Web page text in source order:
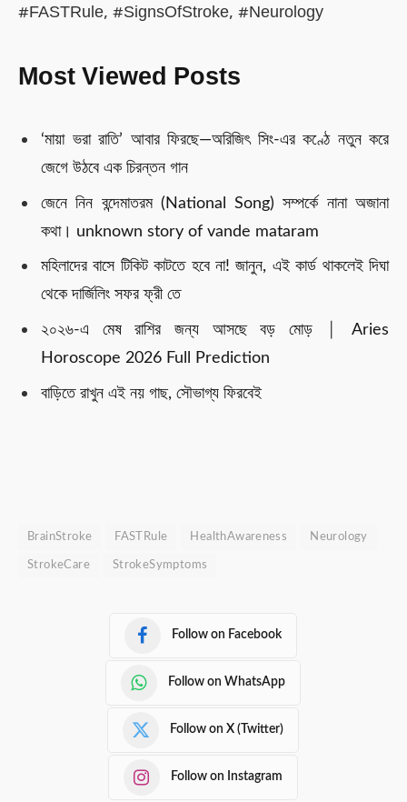
#FASTRule, #SignsOfStroke, #Neurology
Most Viewed Posts
‘মায়া ভরা রাতি’ আবার ফিরছে—অরিজিৎ সিং-এর কণ্ঠে নতুন করে
জেগে উঠবে এক চিরন্তন গান
জেনে নিন বন্দেমাতরম (National Song) সম্পর্কে নানা অজানা
কথা। unknown story of vande mataram
মহিলাদের বাসে টিকিট কাটতে হবে না! জানুন, এই কার্ড থাকলেই দিঘা
থেকে দার্জিলিং সফর ফ্রী তে
২০২৬-এ মেষ রাশির জন্য আসছে বড় মোড় │ Aries
Horoscope 2026 Full Prediction
বাড়িতে রাখুন এই নয় গাছ, সৌভাগ্য ফিরবেই
BrainStroke FASTRule HealthAwareness Neurology
StrokeCare StrokeSymptoms
Follow on Facebook
Follow on WhatsApp
Follow on X (Twitter)
Follow on Instagram